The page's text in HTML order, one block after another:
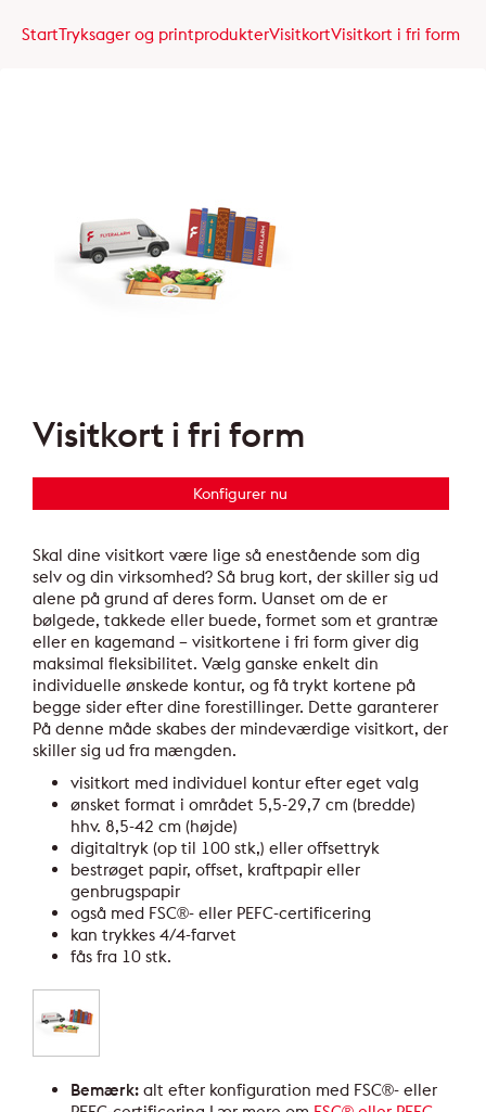
StartTryksager og printprodukterVisitkortVisitkort i fri form
Visitkort i fri form
Konfigurer nu
Skal dine visitkort være lige så enestående som dig
selv og din virksomhed? Så brug kort, der skiller sig ud
alene på grund af deres form. Uanset om de er
bølgede, takkede eller buede, formet som et grantræ
eller en kagemand – visitkortene i fri form giver dig
maksimal fleksibilitet. Vælg ganske enkelt din
individuelle ønskede kontur, og få trykt kortene på
begge sider efter dine forestillinger. Dette garanterer
På denne måde skabes der mindeværdige visitkort, der
skiller sig ud fra mængden.
visitkort med individuel kontur efter eget valg
ønsket format i området 5,5-29,7 cm (bredde)
hhv. 8,5-42 cm (højde)
digitaltryk (op til 100 stk,) eller offsettryk
bestrøget papir, offset, kraftpapir eller
genbrugspapir
også med FSC®- eller PEFC-certificering
kan trykkes 4/4-farvet
fås fra 10 stk.
Bemærk: alt efter konfiguration med FSC®- eller